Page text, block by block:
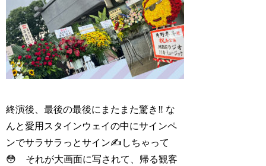
終演後、最後の最後にまたまた驚き‼️ な
んと愛用スタインウェイの中にサインペ
ンでサラサラっとサイン✍️しちゃって
😳 それが大画面に写されて、帰る観客